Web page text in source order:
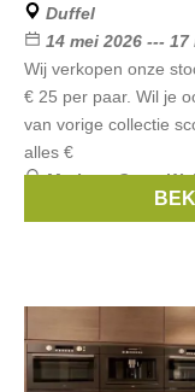
Duffel
14 mei 2026 --- 17
Wij verkopen onze
€ 25 per paar. Wil je
van vorige collectie
alles €
Merken:Gerry